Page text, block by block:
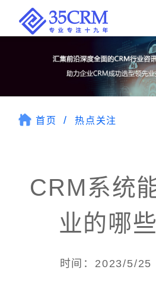
首页 热点关注
CRM系统
业的哪
时间：2023/5/25